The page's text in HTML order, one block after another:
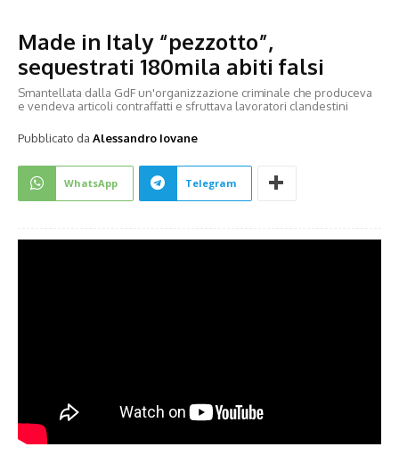
Made in Italy “pezzotto”,
sequestrati 180mila abiti falsi
Smantellata dalla GdF un'organizzazione criminale che produceva
e vendeva articoli contraffatti e sfruttava lavoratori clandestini
Pubblicato da Alessandro Iovane
WhatsApp Telegram